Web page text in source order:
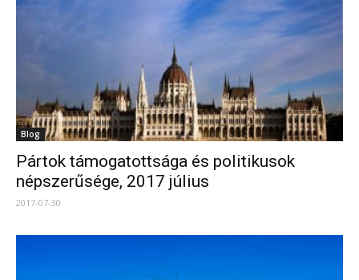
Blog
Pártok támogatottsága és politikusok
népszerűsége, 2017 július
2017-07-30